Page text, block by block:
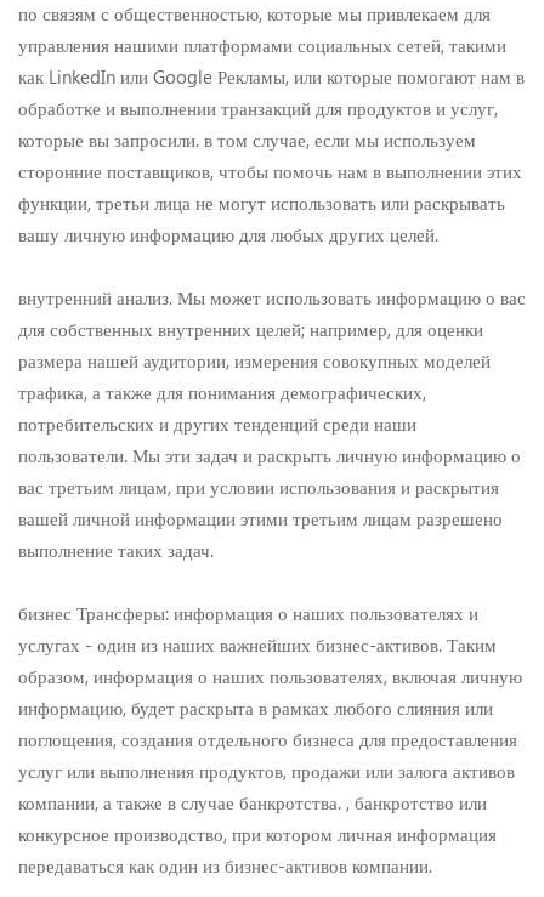
по связям с общественностью, которые мы привлекаем для
управления нашими платформами социальных сетей, такими
как LinkedIn или Google Рекламы, или которые помогают нам в
обработке и выполнении транзакций для продуктов и услуг,
которые вы запросили. в том случае, если мы используем
сторонние поставщиков, чтобы помочь нам в выполнении этих
функции, третьи лица не могут использовать или раскрывать
вашу личную информацию для любых других целей.
внутренний анализ. Мы может использовать информацию о вас
для собственных внутренних целей; например, для оценки
размера нашей аудитории, измерения совокупных моделей
трафика, а также для понимания демографических,
потребительских и других тенденций среди наши
пользователи. Мы эти задач и раскрыть личную информацию о
вас третьим лицам, при условии использования и раскрытия
вашей личной информации этими третьим лицам разрешено
выполнение таких задач.
бизнес Трансферы: информация о наших пользователях и
услугах - один из наших важнейших бизнес-активов. Таким
образом, информация о наших пользователях, включая личную
информацию, будет раскрыта в рамках любого слияния или
поглощения, создания отдельного бизнеса для предоставления
услуг или выполнения продуктов, продажи или залога активов
компании, а также в случае банкротства. , банкротство или
конкурсное производство, при котором личная информация
передаваться как один из бизнес-активов компании.